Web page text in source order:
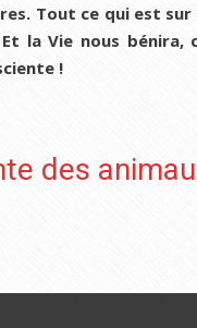
Tout ce qui est
la Vie nous bénira,
!
des